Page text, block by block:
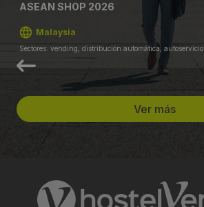
ASEAN SHOP 2026
Malaysia
Sectores: vending, distribución automática, autoservicio
Ver más